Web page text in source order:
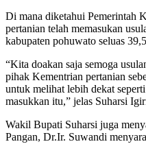
Di mana diketahui Pemerintah
pertanian telah memasukan
kabupaten pohuwato seluas
“Kita doakan saja semoga
pihak Kementrian pertanian
untuk melihat lebih dekat
masukkan itu,” jelas Suharsi
Wakil Bupati Suharsi juga
Pangan, Dr.Ir. Suwandi